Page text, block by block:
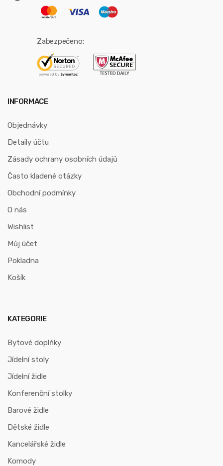
Zabezpečeno:
INFORMACE
Objednávky
Detaily účtu
Zásady ochrany osobních údajů
Často kladené otázky
Obchodní podmínky
O nás
Wishlist
Můj účet
Pokladna
Košík
KATEGORIE
Bytové doplňky
Jídelní stoly
Jídelní židle
Konferenční stolky
Barové židle
Dětské židle
Kancelářské židle
Komody